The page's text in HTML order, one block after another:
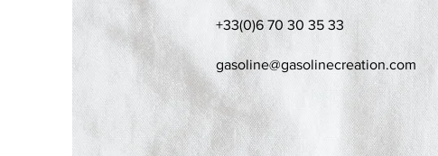
+33(0)6 70 30 35 33
gasoline@gasolinecreation.com